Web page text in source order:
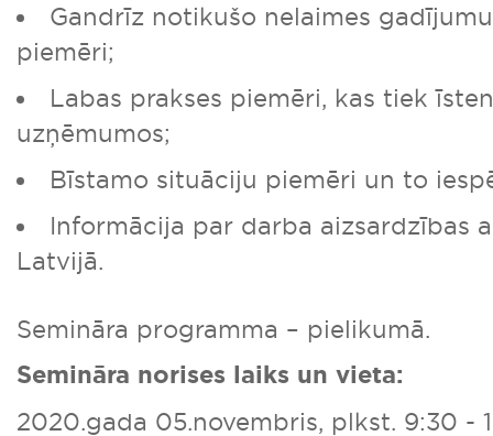
Gandrīz notikušo nelaimes
piemēri;
Labas prakses piemēri, kas tiek
uzņēmumos;
Bīstamo situāciju piemēri un to
Informācija par darba aizsardzības
Latvijā.
Semināra programma – pielikumā.
Semināra norises laiks un vieta:
2020.gada 05.novembris, plkst. 9:30 -